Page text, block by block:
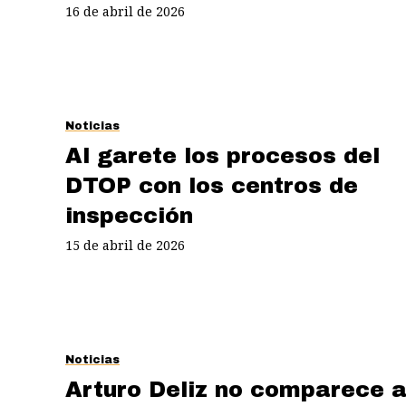
16 de abril de 2026
Noticias
Al garete los procesos del
DTOP con los centros de
inspección
15 de abril de 2026
Noticias
Arturo Deliz no comparece a